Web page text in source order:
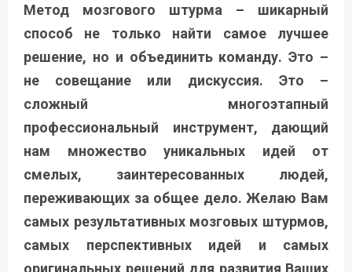
Метод мозгового штурма – шикарный
способ не только найти самое лучшее
решение, но и объединить команду. Это –
не совещание или дискуссия. Это –
сложный многоэтапный
профессиональный инструмент, дающий
нам множество уникальных идей от
смелых, заинтересованных людей,
переживающих за общее дело. Желаю Вам
самых результативных мозговых штурмов,
самых перспективных идей и самых
оригинальных решений для развития Ваших